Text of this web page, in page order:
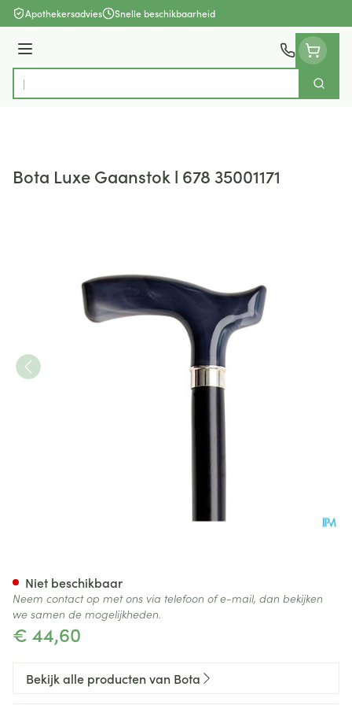
Ga naar de inhoud
Apothekersadvies Snelle beschikbaarheid
Menu
Product, merk, categorie...
Zoek
Bota Luxe Gaanstok l 678 35001171
€ 44,60
Niet beschikbaar
Neem contact op met ons via telefoon of e-mail, dan bekijken
we samen de mogelijkheden.
Bekijk alle producten van Bota